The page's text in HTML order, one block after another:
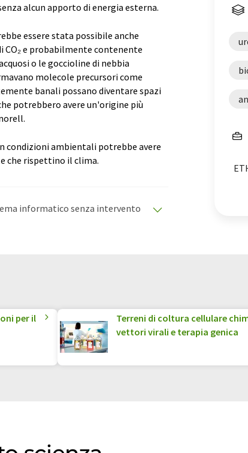
alcun apporto di energia esterna.
essere stata possibile anche
e probabilmente contenente
o le goccioline di nebbia
molecole precursori come
banali possano diventare spazi
potrebbero avere un'origine più
condizioni ambientali potrebbe avere
che rispettino il clima.
informatico senza intervento
per il
Terreni di coltura cellulare
vettori virali e terapia genica